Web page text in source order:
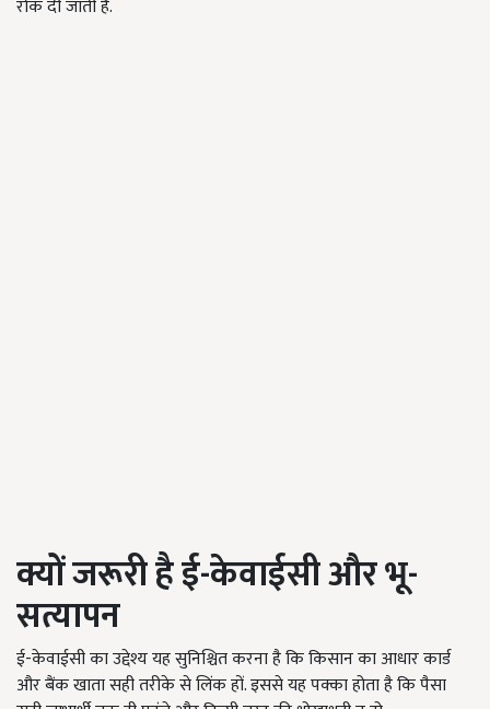
रोक दी जाती है.
क्यों जरूरी है ई-केवाईसी और भू-
सत्यापन
ई-केवाईसी का उद्देश्य यह सुनिश्चित करना है कि किसान का आधार कार्ड
और बैंक खाता सही तरीके से लिंक हों. इससे यह पक्का होता है कि पैसा